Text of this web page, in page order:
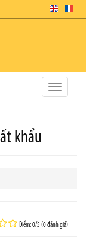
Toggle
khẩu
Điểm: 0/5 (0 đánh giá)